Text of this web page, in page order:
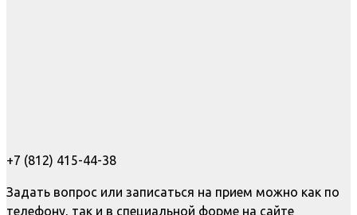
+7 (812) 415-44-38
Задать вопрос или записаться на прием можно как по
телефону, так и в специальной форме на сайте